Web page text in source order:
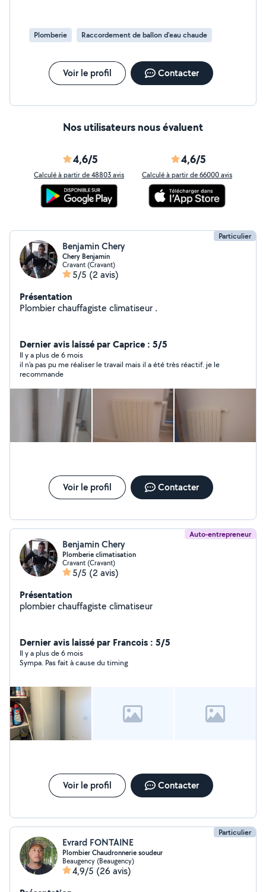
Plomberie Raccordement de ballon d'eau chaude
Voir le profil Contacter
Nos utilisateurs nous évaluent
4,6/5
Calculé à partir de 48803 avis
4,6/5
Calculé à partir de 66000 avis
Particulier
Benjamin Chery
Chery Benjamin
Cravant (Cravant)
5/5 (2 avis)
Présentation
Plombier chauffagiste climatiseur .
Dernier avis laissé par Caprice : 5/5
Il y a plus de 6 mois
il n'a pas pu me réaliser le travail mais il a été très réactif. je le
recommande
Voir le profil Contacter
Auto-entrepreneur
Benjamin Chery
Plomberie climatisation
Cravant (Cravant)
5/5 (2 avis)
Présentation
plombier chauffagiste climatiseur
Dernier avis laissé par Francois : 5/5
Il y a plus de 6 mois
Sympa. Pas fait à cause du timing
Voir le profil Contacter
Particulier
Evrard FONTAINE
Plombier Chaudronnerie soudeur
Beaugency (Beaugency)
4,9/5 (26 avis)